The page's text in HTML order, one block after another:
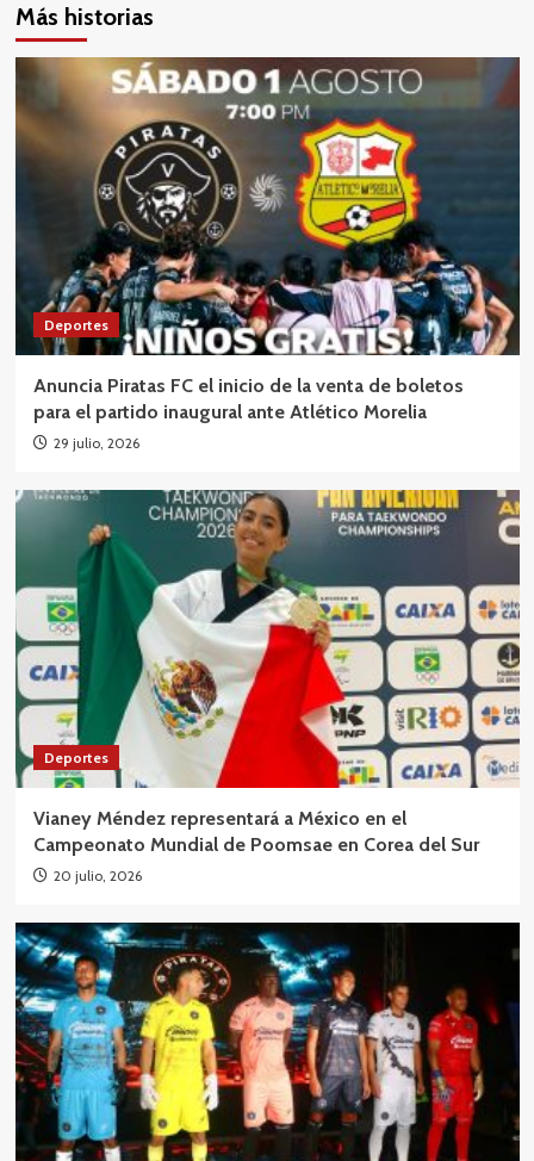
Más historias
Deportes
Anuncia Piratas FC el inicio de la venta de boletos
para el partido inaugural ante Atlético Morelia
29 julio, 2026
Deportes
Vianey Méndez representará a México en el
Campeonato Mundial de Poomsae en Corea del Sur
20 julio, 2026